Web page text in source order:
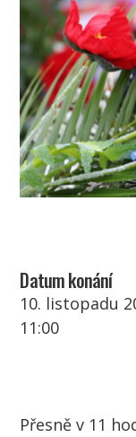
Datum konání
10. listopadu
11:00
Přesně v 11